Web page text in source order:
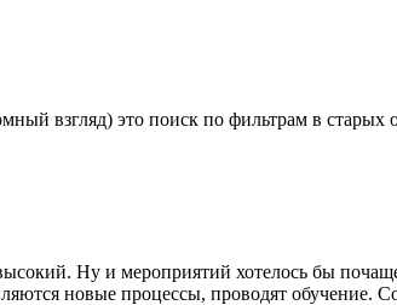
взгляд) это поиск по фильтрам в
Ну и мероприятий хотелось бы
новые процессы, проводят обучение.